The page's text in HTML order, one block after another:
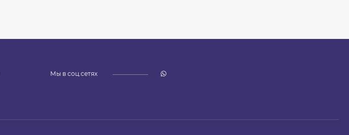
Мы в соц.сетях